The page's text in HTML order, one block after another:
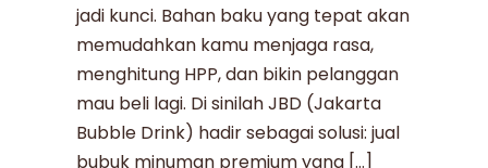
jadi kunci. Bahan baku yang tepat akan
memudahkan kamu menjaga rasa,
menghitung HPP, dan bikin pelanggan
mau beli lagi. Di sinilah JBD (Jakarta
Bubble Drink) hadir sebagai solusi: jual
bubuk minuman premium yang […]